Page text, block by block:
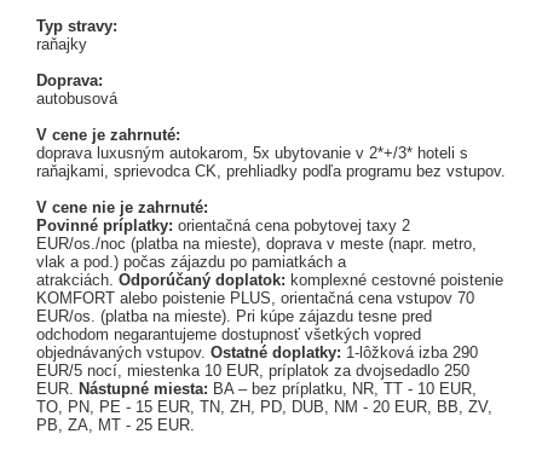
Typ stravy:
raňajky
Doprava:
autobusová
V cene je zahrnuté:
doprava luxusným autokarom, 5x ubytovanie v 2*+/3* hoteli s
raňajkami, sprievodca CK, prehliadky podľa programu bez vstupov.
V cene nie je zahrnuté:
Povinné príplatky: orientačná cena pobytovej taxy 2
EUR/os./noc (platba na mieste), doprava v meste (napr. metro,
vlak a pod.) počas zájazdu po pamiatkách a
atrakciách. Odporúčaný doplatok: komplexné cestovné poistenie
KOMFORT alebo poistenie PLUS, orientačná cena vstupov 70
EUR/os. (platba na mieste). Pri kúpe zájazdu tesne pred
odchodom negarantujeme dostupnosť všetkých vopred
objednávaných vstupov. Ostatné doplatky: 1-lôžková izba 290
EUR/5 nocí, miestenka 10 EUR, príplatok za dvojsedadlo 250
EUR. Nástupné miesta: BA – bez príplatku, NR, TT - 10 EUR,
TO, PN, PE - 15 EUR, TN, ZH, PD, DUB, NM - 20 EUR, BB, ZV,
PB, ZA, MT - 25 EUR.